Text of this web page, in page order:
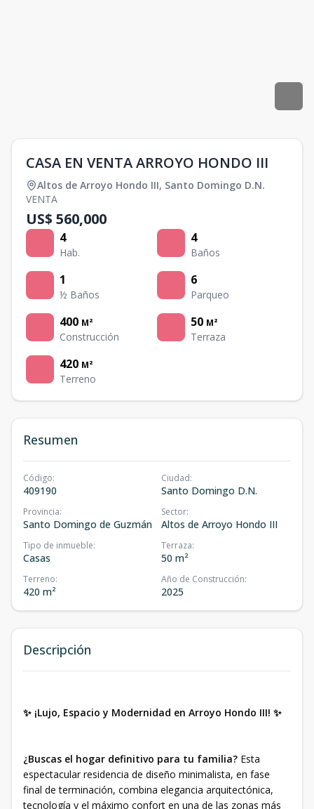
CASA EN VENTA ARROYO HONDO III
Altos de Arroyo Hondo III, Santo Domingo D.N.
VENTA
US$ 560,000
4
Hab.
4
Baños
1
½ Baños
6
Parqueo
400 M²
Construcción
50 M²
Terraza
420 M²
Terreno
Resumen
Código:
409190
Ciudad:
Santo Domingo D.N.
Provincia:
Santo Domingo de Guzmán
Sector:
Altos de Arroyo Hondo III
Tipo de inmueble:
Casas
Terraza:
50 m²
Terreno:
420 m²
Año de Construcción:
2025
Descripción
✨ ¡Lujo, Espacio y Modernidad en Arroyo Hondo III! ✨
¿Buscas el hogar definitivo para tu familia? Esta
espectacular residencia de diseño minimalista, en fase
final de terminación, combina elegancia arquitectónica,
tecnología y el máximo confort en una de las zonas más